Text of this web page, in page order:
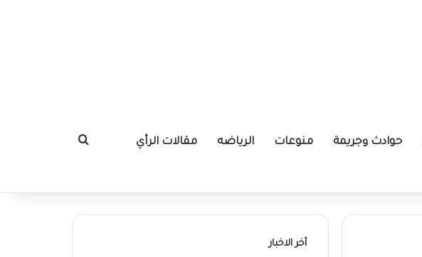
حوادث وجريمة منوعات الرياضه مقالات الرأي بحث عن
أخر الاخبار